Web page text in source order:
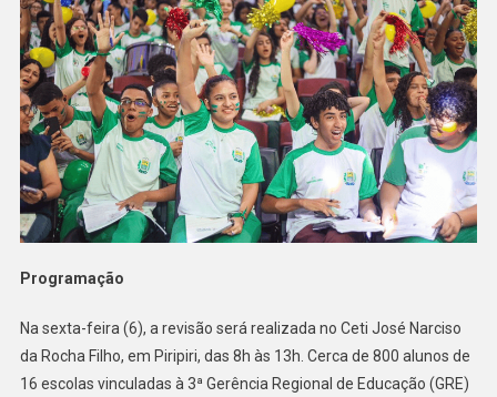
Programação
Na sexta-feira (6), a revisão será realizada no Ceti José Narciso
da Rocha Filho, em Piripiri, das 8h às 13h. Cerca de 800 alunos de
16 escolas vinculadas à 3ª Gerência Regional de Educação (GRE)